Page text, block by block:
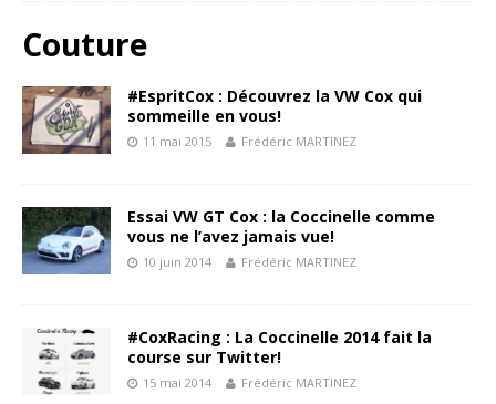
Couture
#EspritCox : Découvrez la VW Cox qui
sommeille en vous!
11 mai 2015 Frédéric MARTINEZ
Essai VW GT Cox : la Coccinelle comme
vous ne l’avez jamais vue!
10 juin 2014 Frédéric MARTINEZ
#CoxRacing : La Coccinelle 2014 fait la
course sur Twitter!
15 mai 2014 Frédéric MARTINEZ